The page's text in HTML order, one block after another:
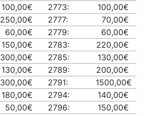
100,00€ 2773:
100,00€
250,00€ 2777:
70,00€
60,00€ 2779:
60,00€
150,00€ 2783:
220,00€
300,00€ 2785:
130,00€
130,00€ 2789:
200,00€
300,00€ 2791:
1500,00€
180,00€ 2794:
140,00€
50,00€ 2796:
150,00€